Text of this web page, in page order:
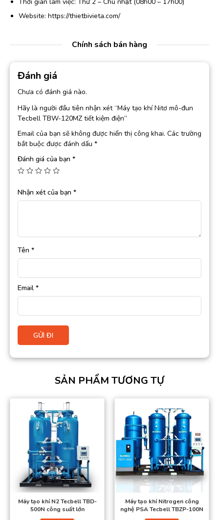
Thời gian làm việc: Thứ 2 – Chủ nhật (08h00 – 17h00)
Website: https://thietbivieta.com/
Chính sách bán hàng
Đánh giá
Chưa có đánh giá nào.
Hãy là người đầu tiên nhận xét “Máy tạo khí Nitơ mô-đun
Tecbell TBW-120MZ tiết kiệm điện”
Email của bạn sẽ không được hiển thị công khai. Các trường
bắt buộc được đánh dấu *
Đánh giá của bạn *
Nhận xét của bạn *
Tên *
Email *
SẢN PHẨM TƯƠNG TỰ
Máy tạo khí N2 Tecbell TBD-
500N công suất lớn
Máy tạo khí Nitrogen công
nghệ PSA Tecbell TBZP-100N